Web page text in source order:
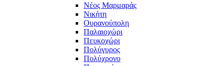
Νέος Μαρμαράς
Νικήτη
Ουρανούπολη
Παλαιοχώρι
Πευκοχώρι
Πολύγυρος
Πολύχρονο